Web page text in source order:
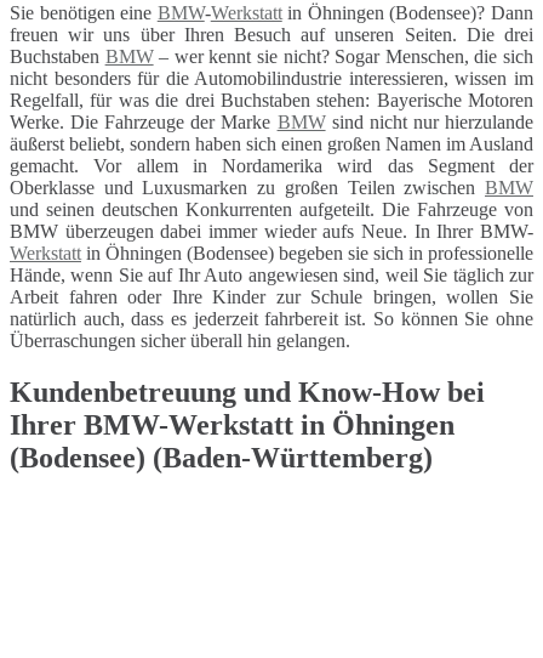
Sie benötigen eine BMW-Werkstattin Öhningen (Bodensee)? Dann
freuen wir uns über Ihren Besuch auf unseren Seiten. Die drei
Buchstaben BMW– wer kennt sie nicht? Sogar Menschen, die sich
nicht besonders für die Automobilindustrie interessieren, wissen im
Regelfall, für was die drei Buchstaben stehen: Bayerische Motoren
Werke. Die Fahrzeuge der Marke BMWsind nicht nur hierzulande
äußerst beliebt, sondern haben sich einen großen Namen im Ausland
gemacht. Vor allem in Nordamerika wird das Segment der
Oberklasse und Luxusmarken zu großen Teilen zwischen BMW
und seinen deutschen Konkurrenten aufgeteilt. Die Fahrzeuge von
BMW überzeugen dabei immer wieder aufs Neue. In Ihrer BMW-
Werkstatt in Öhningen (Bodensee) begeben sie sich in professionelle
Hände, wenn Sie auf Ihr Auto angewiesen sind, weil Sie täglich zur
Arbeit fahren oder Ihre Kinder zur Schule bringen, wollen Sie
natürlich auch, dass es jederzeit fahrbereit ist. So können Sie ohne
Überraschungen sicher überall hin gelangen.
Kundenbetreuung und Know-How bei
Ihrer BMW-Werkstatt in Öhningen
(Bodensee) (Baden-Württemberg)